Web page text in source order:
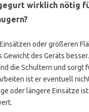
wirklich nötig
oder größeren
Gewicht des Geräts
die Schultern und sorgt
ist er eventuell
oder längere Einsätze